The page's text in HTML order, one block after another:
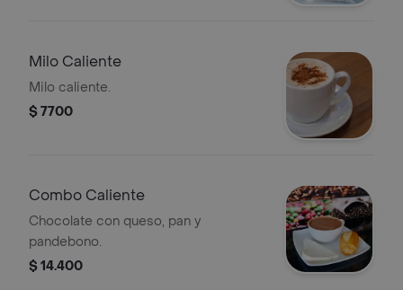
Milo Caliente
Milo caliente.
$ 7700
Combo Caliente
Chocolate con queso, pan y
pandebono.
$ 14.400